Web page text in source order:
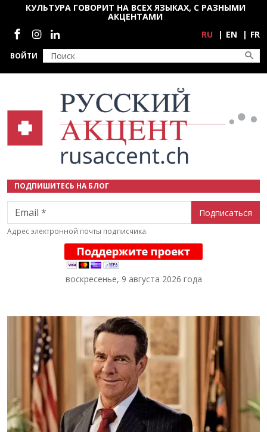
Перейти к основному содержанию
ВОЙТИ
КУЛЬТУРА ГОВОРИТ НА ВСЕХ ЯЗЫКАХ, С РАЗНЫМИ
АКЦЕНТАМИ
Социальные сети
RU EN FR
ПОДПИШИТЕСЬ НА БЛОГ
Email
Адрес электронной почты подписчика.
воскресенье, 9 августа 2026 года